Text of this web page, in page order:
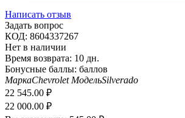
Написать отзыв
Задать вопрос
КОД: 8604337267
Нет в наличии
Время возврата: 10 дн.
Бонусные баллы: баллов
МаркаChevrolet МодельSilverado
22 545.00 ₽
22 000.00 ₽